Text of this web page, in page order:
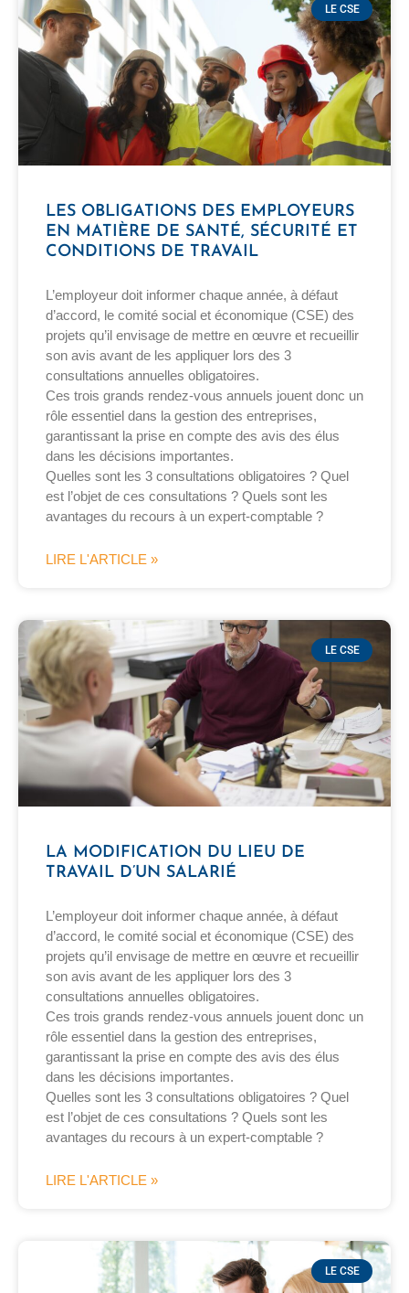
LE CSE
LES OBLIGATIONS DES EMPLOYEURS
EN MATIÈRE DE SANTÉ, SÉCURITÉ ET
CONDITIONS DE TRAVAIL
L’employeur doit informer chaque année, à défaut
d’accord, le comité social et économique (CSE) des
projets qu’il envisage de mettre en œuvre et recueillir
son avis avant de les appliquer lors des 3
consultations annuelles obligatoires.
Ces trois grands rendez-vous annuels jouent donc un
rôle essentiel dans la gestion des entreprises,
garantissant la prise en compte des avis des élus
dans les décisions importantes.
Quelles sont les 3 consultations obligatoires ? Quel
est l’objet de ces consultations ? Quels sont les
avantages du recours à un expert-comptable ?
LIRE L'ARTICLE »
LE CSE
LA MODIFICATION DU LIEU DE
TRAVAIL D’UN SALARIÉ
L’employeur doit informer chaque année, à défaut
d’accord, le comité social et économique (CSE) des
projets qu’il envisage de mettre en œuvre et recueillir
son avis avant de les appliquer lors des 3
consultations annuelles obligatoires.
Ces trois grands rendez-vous annuels jouent donc un
rôle essentiel dans la gestion des entreprises,
garantissant la prise en compte des avis des élus
dans les décisions importantes.
Quelles sont les 3 consultations obligatoires ? Quel
est l’objet de ces consultations ? Quels sont les
avantages du recours à un expert-comptable ?
LIRE L'ARTICLE »
LE CSE